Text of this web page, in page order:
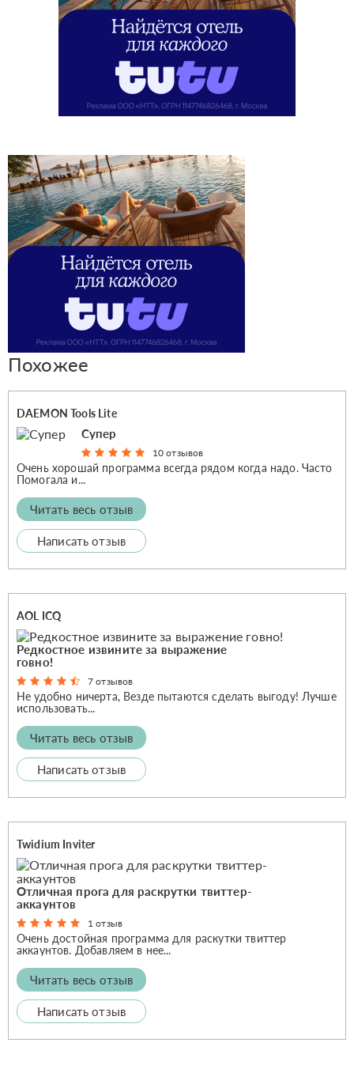
Похожее
DAEMON Tools Lite
Супер
10 отзывов
Очень хорошай программа всегда рядом когда надо. Часто
Помогала и...
Читать весь отзыв
Написать отзыв
AOL ICQ
Редкостное извините за выражение
говно!
7 отзывов
Не удобно ничерта, Везде пытаются сделать выгоду! Лучше
использовать...
Читать весь отзыв
Написать отзыв
Twidium Inviter
Отличная прога для раскрутки твиттер-
аккаунтов
1 отзыв
Очень достойная программа для раскутки твиттер
аккаунтов. Добавляем в нее...
Читать весь отзыв
Написать отзыв